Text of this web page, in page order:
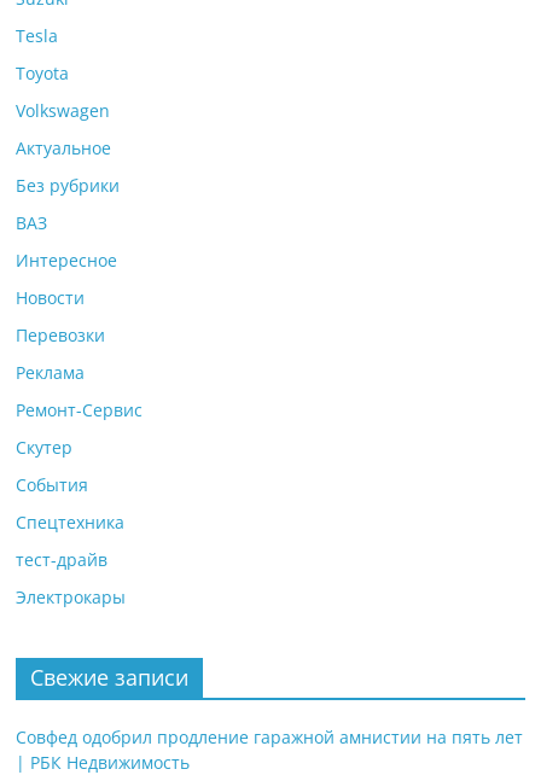
Tesla
Toyota
Volkswagen
Актуальное
Без рубрики
ВАЗ
Интересное
Новости
Перевозки
Реклама
Ремонт-Сервис
Скутер
События
Спецтехника
тест-драйв
Электрокары
Свежие записи
Совфед одобрил продление гаражной амнистии на пять лет
| РБК Недвижимость